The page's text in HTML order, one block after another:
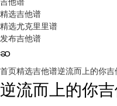
精选吉他谱
精选尤克里里谱
发布吉他谱
首页精选吉他谱逆流而上的你吉
逆流而上的你